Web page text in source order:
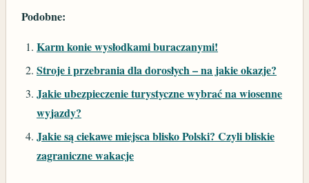
Podobne:
Karm konie wysłodkami buraczanymi!
Stroje i przebrania dla dorosłych – na jakie okazje?
Jakie ubezpieczenie turystyczne wybrać na wiosenne
wyjazdy?
Jakie są ciekawe miejsca blisko Polski? Czyli bliskie
zagraniczne wakacje